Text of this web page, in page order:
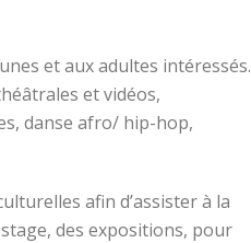
et aux adultes intéressés.
et vidéos,
danse afro/ hip-hop,
afin d’assister à la
des expositions, pour